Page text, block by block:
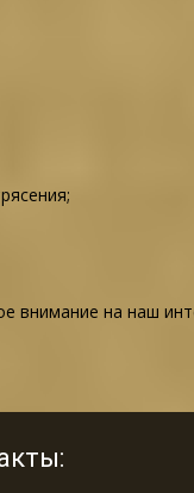
внимание на наш